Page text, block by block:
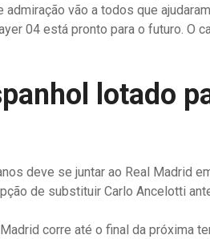
vão a todos que
04 está pronto para o futuro. O
lotado
deve se juntar ao Real Madrid
de substituir Carlo Ancelotti
corre até o final da próxima